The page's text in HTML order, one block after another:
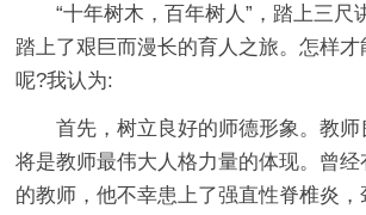
“十年树木，百年树人”，踏上三尺
踏上了艰巨而漫长的育人之旅。怎样
呢?我认为:
首先，树立良好的师德形象。教
将是教师最伟大人格力量的体现。曾经
的教师，他不幸患上了强直性脊椎炎